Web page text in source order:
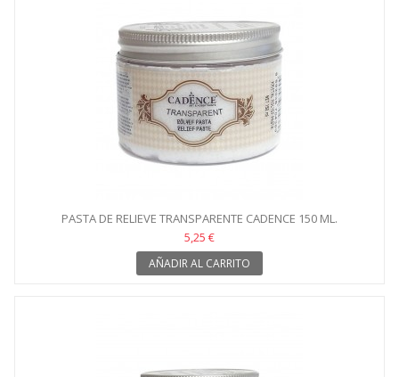
PASTA DE RELIEVE TRANSPARENTE CADENCE 150 ML.
5,25 €
AÑADIR AL CARRITO